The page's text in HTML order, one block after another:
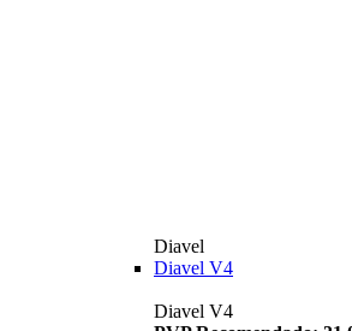
Diavel
Diavel V4
Diavel V4